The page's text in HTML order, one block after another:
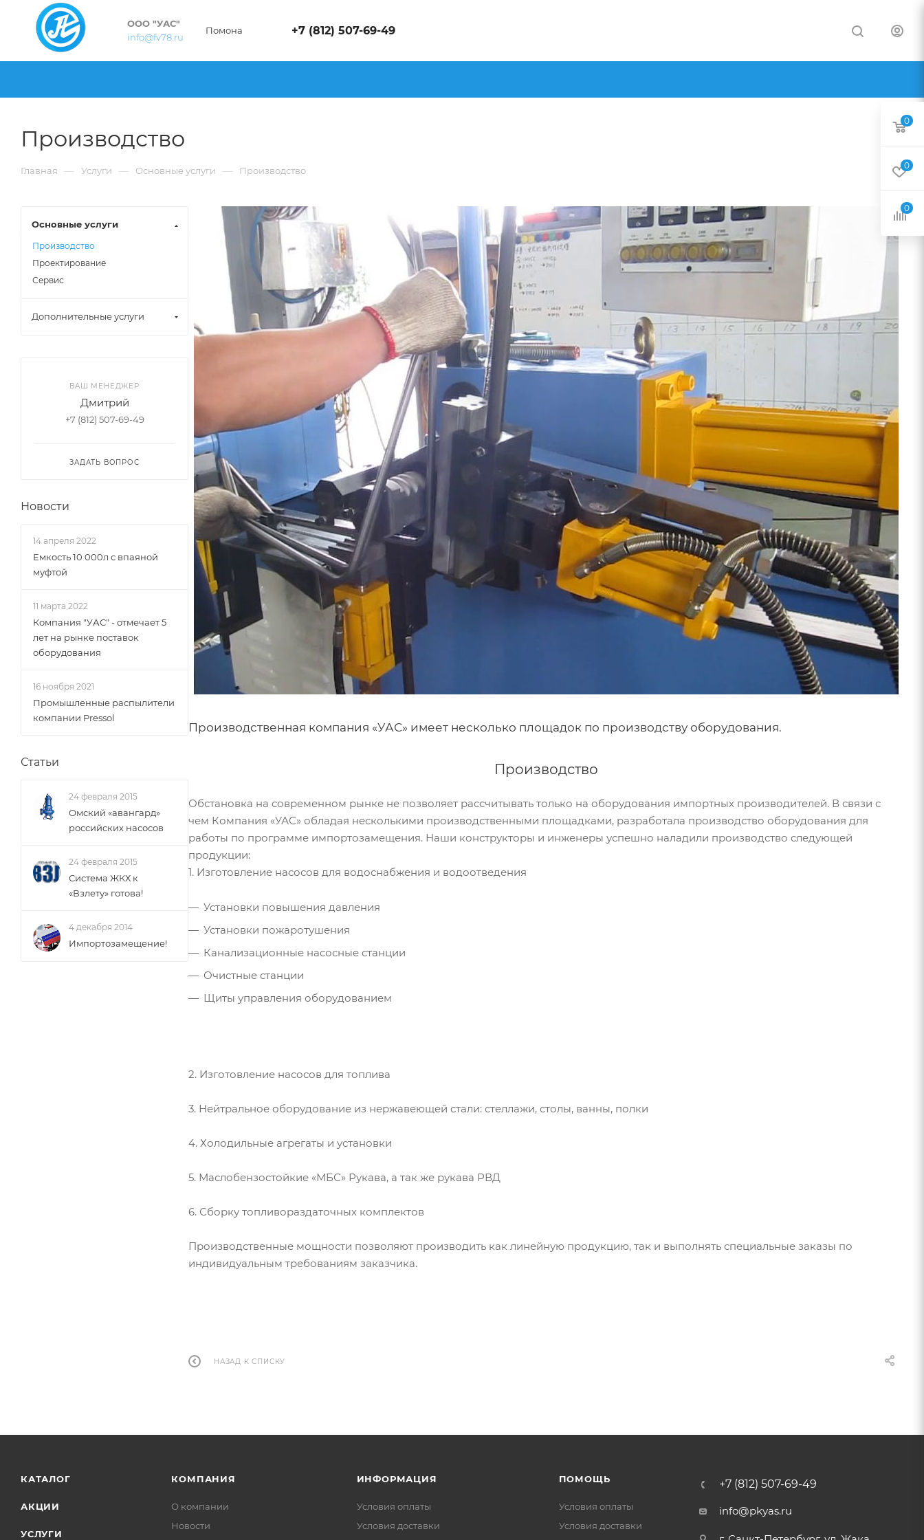
ООО "УАС"
info@fv78.ru
Помона +7 (812) 507-69-49
Производство
Главная — Услуги — Основные услуги — Производство
Производственная компания «УАС» имеет несколько площадок по производству оборудования.
Производство
Обстановка на современном рынке не позволяет рассчитывать только на оборудования импортных производителей. В связи с
чем Компания «УАС» обладая несколькими производственными площадками, разработала производство оборудования для
работы по программе импортозамещения. Наши конструкторы и инженеры успешно наладили производство следующей
продукции:
1. Изготовление насосов для водоснабжения и водоотведения
Установки повышения давления
Установки пожаротушения
Канализационные насосные станции
Очистные станции
Щиты управления оборудованием
2. Изготовление насосов для топлива
3. Нейтральное оборудование из нержавеющей стали: стеллажи, столы, ванны, полки
4. Холодильные агрегаты и установки
5. Маслобензостойкие «МБС» Рукава, а так же рукава РВД
6. Сборку топливораздаточных комплектов
Производственные мощности позволяют производить как линейную продукцию, так и выполнять специальные заказы по
индивидуальным требованиям заказчика.
НАЗАД К СПИСКУ
Основные услуги
Производство
Проектирование
Сервис
Дополнительные услуги
ВАШ МЕНЕДЖЕР
Дмитрий
+7 (812) 507-69-49
ЗАДАТЬ ВОПРОС
Новости
14 апреля 2022
Емкость 10 000л с впаяной
муфтой
11 марта 2022
Компания "УАС" - отмечает 5
лет на рынке поставок
оборудования
16 ноября 2021
Промышленные распылители
компании Pressol
Статьи
24 февраля 2015
Омский «авангард»
российских насосов
24 февраля 2015
Система ЖКХ к
«Взлету» готова!
4 декабря 2014
Импортозамещение!
КАТАЛОГ
АКЦИИ
УСЛУГИ
КОМПАНИЯ
О компании
Новости
ИНФОРМАЦИЯ
Условия оплаты
Условия доставки
ПОМОЩЬ
Условия оплаты
Условия доставки
+7 (812) 507-69-49
info@pkyas.ru
0
0
0